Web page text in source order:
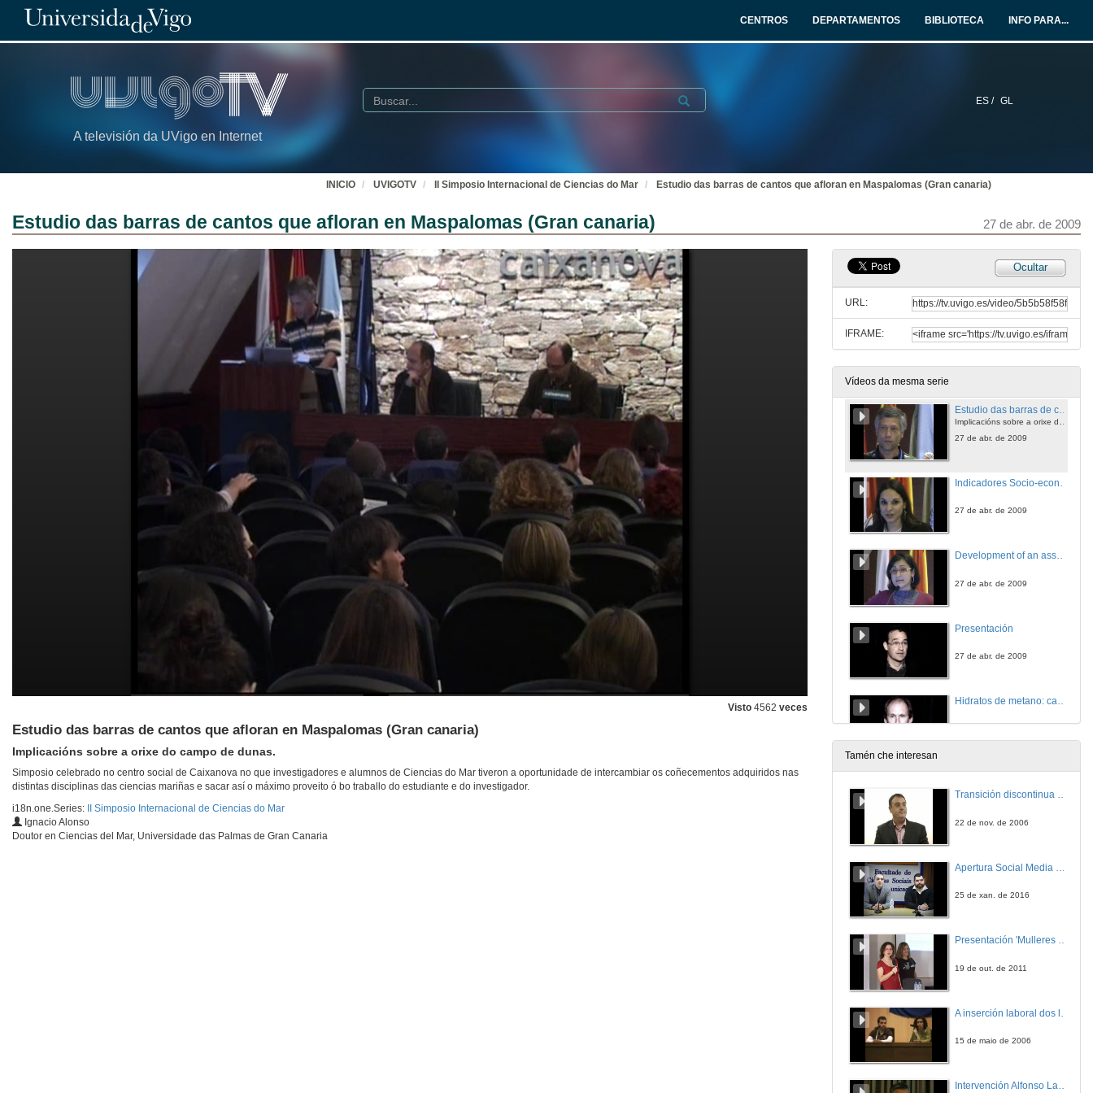
CENTROS DEPARTAMENTOS BIBLIOTECA INFO PARA...
A televisión da UVigo en Internet
ES / GL
Buscar Submit
INICIO UVIGOTV II Simposio Internacional de Ciencias do Mar Estudio das barras de cantos que afloran en Maspalomas (Gran canaria)
Estudio das barras de cantos que afloran en Maspalomas (Gran canaria) 27 de abr. de 2009
Visto 4562 veces
Estudio das barras de cantos que afloran en Maspalomas (Gran canaria)
Implicacións sobre a orixe do campo de dunas.
Simposio celebrado no centro social de Caixanova no que investigadores e alumnos de Ciencias do Mar tiveron a oportunidade de intercambiar os coñecementos adquiridos nas
distintas disciplinas das ciencias mariñas e sacar así o máximo proveito ó bo traballo do estudiante e do investigador.
i18n.one.Series:
II Simposio Internacional de Ciencias do Mar
Ignacio Alonso
Doutor en Ciencias del Mar, Universidade das Palmas de Gran Canaria
Ocultar
URL:
IFRAME:
Vídeos da mesma serie
Functional consequences of diversity on macroalgal productivity
27 de abr. de 2009
Response of an exposed beach to different wave conditions. Example of Louro Beach(Galicia, NW Iberian Peninsula)
Analysisi of erosive and ccumulative trends in the beaches and submerged area of Maspalomas (South of Gran Canaria Island)
27 de abr. de 2009
Estudio das barras de cantos que afloran en Maspalomas (Gran canaria)
Implicacións sobre a orixe do campo de dunas.
27 de abr. de 2009
27 de abr. de 2009
Development of an assesment protocol to oiled sandy beaches:OILDEBEACH project
27 de abr. de 2009
Presentación
27 de abr. de 2009
Hidratos de metano: cambio climático, enerxía e risco submarino
Quenda de preguntas
27 de abr. de 2009
Tamén che interesan
Transición discontinua de partículas de microgel termosensible
22 de nov. de 2006
25 de xan. de 2016
Presentación 'Mulleres no software libre'
19 de out. de 2011
15 de maio de 2006
Intervención Alfonso Lago Ferreiro